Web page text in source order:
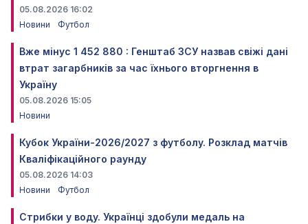
05.08.2026 16:02
Новини
Футбол
Вже мінус 1 452 880 : Генштаб ЗСУ назвав свіжі дані
втрат загарбників за час їхнього вторгнення в
Україну
05.08.2026 15:05
Новини
Кубок України-2026/2027 з футболу. Розклад матчів
Кваліфікаційного раунду
05.08.2026 14:03
Новини
Футбол
Стрибки у воду. Українці здобули медаль на